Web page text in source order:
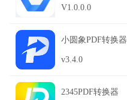
V1.0.0.0
小圆象PDF转换器
v3.4.0
2345PDF转换器